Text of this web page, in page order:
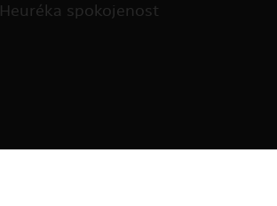
Heuréka spokojenost